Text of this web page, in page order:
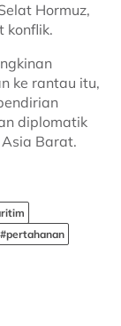
Hormuz,
konflik.
ke rantau itu,
diplomatik
Barat.
#pertahanan